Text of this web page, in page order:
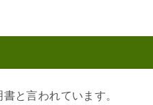
と言われています。